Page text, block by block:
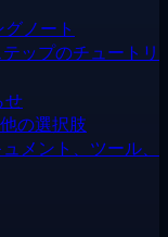
ノート
ップのチュートリ
せ
の選択肢
メント、ツール、